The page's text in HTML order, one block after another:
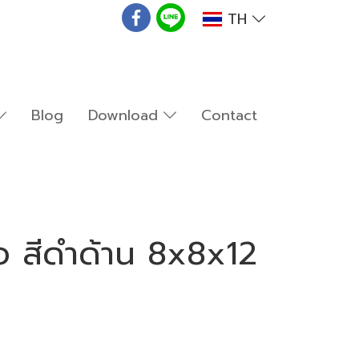
TH
Blog Download Contact
สีดำด้าน 8x8x12